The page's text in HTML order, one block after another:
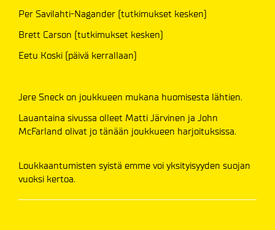
Per Savilahti-Nagander (tutkimukset kesken)
Brett Carson (tutkimukset kesken)
Eetu Koski (päivä kerrallaan)
Jere Sneck on joukkueen mukana huomisesta lähtien.
Lauantaina sivussa olleet Matti Järvinen ja John
McFarland olivat jo tänään joukkueen harjoituksissa.
Loukkaantumisten syistä emme voi yksityisyyden suojan
vuoksi kertoa.